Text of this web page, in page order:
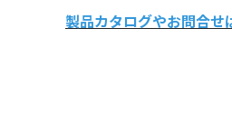
製品カタログやお問合